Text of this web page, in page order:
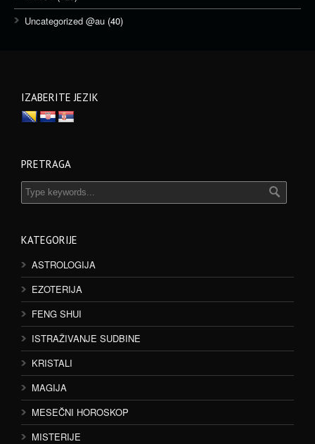
Uncategorized @au (40)
IZABERITE JEZIK
PRETRAGA
KATEGORIJE
ASTROLOGIJA
EZOTERIJA
FENG SHUI
ISTRAŽIVANJE SUDBINE
KRISTALI
MAGIJA
MESEČNI HOROSKOP
MISTERIJE